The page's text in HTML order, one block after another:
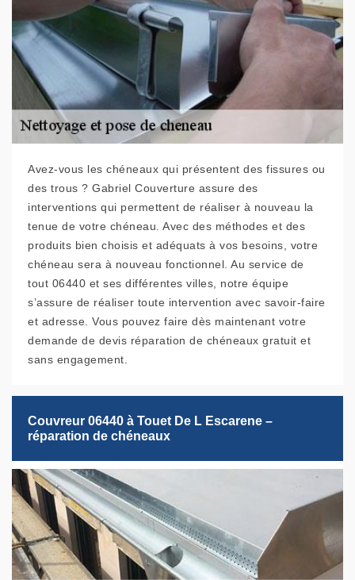
Avez-vous les chéneaux qui présentent des fissures ou
des trous ? Gabriel Couverture assure des
interventions qui permettent de réaliser à nouveau la
tenue de votre chéneau. Avec des méthodes et des
produits bien choisis et adéquats à vos besoins, votre
chéneau sera à nouveau fonctionnel. Au service de
tout 06440 et ses différentes villes, notre équipe
s’assure de réaliser toute intervention avec savoir-faire
et adresse. Vous pouvez faire dès maintenant votre
demande de devis réparation de chéneaux gratuit et
sans engagement.
Couvreur 06440 à Touet De L Escarene –
réparation de chéneaux